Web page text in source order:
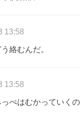
13:58
絡むんだ。
13:58
っぺはむかっていく